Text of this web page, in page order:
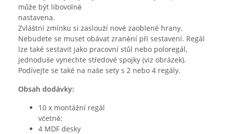
může být libovolně
nastavena.
Zvláštní zmínku si zaslouží nové zaoblené hrany.
Nebudete se muset obávat zranění při sestavení. Regál
lze také sestavit jako pracovní stůl nebo poloregál,
jednoduše vynechte středové spojky (viz obrázek).
Podívejte se také na naše sety s 2 nebo 4 regály.
Obsah dodávky:
10 x montážní regál
včetně:
4 MDF desky